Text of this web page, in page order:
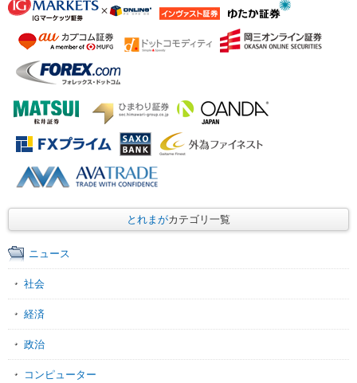
とれまがカテゴリ一覧
ニュース
社会
経済
政治
コンピューター